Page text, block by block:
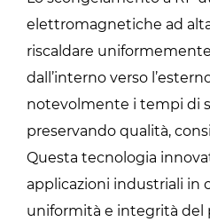
elettromagnetiche ad
riscaldare
dall’interno verso
notevolmente i tempi di
preservando qualità,
Questa tecnologia
applicazioni industriali in
uniformità e integrità del